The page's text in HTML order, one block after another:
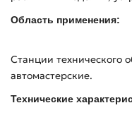
Область применения:
Станции технического
автомастерские.
Технические